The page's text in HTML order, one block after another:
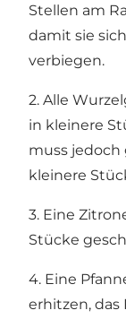
Stellen am
damit sie
verbiegen.
2. Alle
in kleinere
muss jedoch
kleinere
3. Eine
Stücke
4. Eine
erhitzen, das